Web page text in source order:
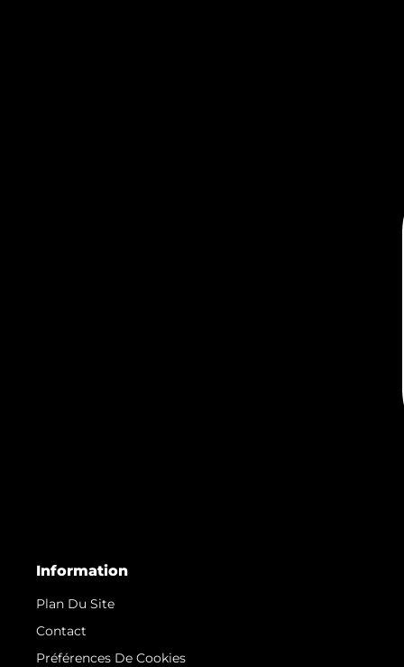
Information
Plan Du Site
Contact
Préférences De Cookies